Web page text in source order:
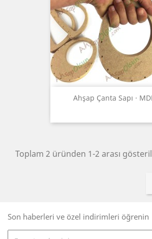
Ahşap Çanta Sapı ·
Toplam 2 üründen 1-2 arası
Son haberleri ve özel indirimleri öğrenin